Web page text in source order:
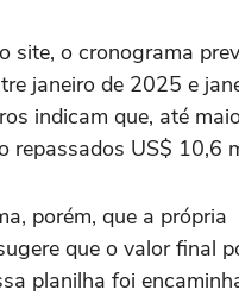
site, o cronograma
janeiro de 2025 e
indicam que, até
repassados US$ 10,6
porém, que a própria
que o valor final
planilha foi